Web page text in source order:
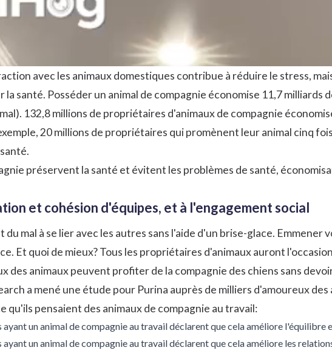
avec les animaux domestiques contribue à réduire le stress,
santé. Posséder un animal de compagnie économise 11,7 milliards
132,8 millions de propriétaires d'animaux de compagnie
20 millions de propriétaires qui promènent leur animal cinq
préservent la santé et évitent les problèmes de santé,
et cohésion d'équipes, et à l'engagement social
du mal à se lier avec les autres sans l'aide d'un brise-glace. Emmener
. Et quoi de mieux? Tous les propriétaires d'animaux auront
des animaux peuvent profiter de la compagnie des chiens sans
a mené une étude pour Purina auprès de milliers d'amoureux
qu'ils pensaient des animaux de compagnie au travail:
ayant un animal de compagnie au travail déclarent que cela améliore l'équilibre
ayant un animal de compagnie au travail déclarent que cela améliore les